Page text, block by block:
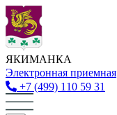
ЯКИМАНКА
Электронная приемная
+7 (499) 110 59 31